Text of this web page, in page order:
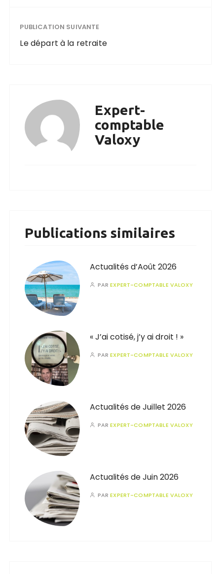
PUBLICATION SUIVANTE
Le départ à la retraite
Expert-
comptable
Valoxy
Publications similaires
Actualités d’Août 2026
PAREXPERT-COMPTABLE VALOXY
« J’ai cotisé, j’y ai droit ! »
PAREXPERT-COMPTABLE VALOXY
Actualités de Juillet 2026
PAREXPERT-COMPTABLE VALOXY
Actualités de Juin 2026
PAREXPERT-COMPTABLE VALOXY